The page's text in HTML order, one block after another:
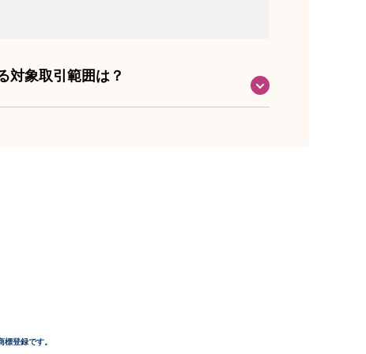
対象取引範囲は？
登録です。